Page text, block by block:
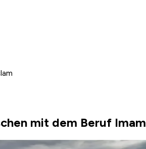
mit dem Beruf Imam